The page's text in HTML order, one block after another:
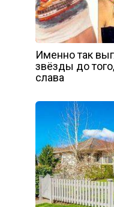
Именно так
звёзды до
слава